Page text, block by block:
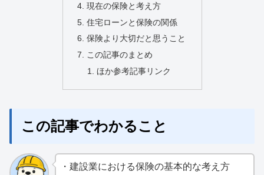
現在の保険と考え方
住宅ローンと保険の関係
保険より大切だと思うこと
この記事のまとめ
ほか参考記事リンク
この記事でわかること
・建設業における保険の基本的な考え方